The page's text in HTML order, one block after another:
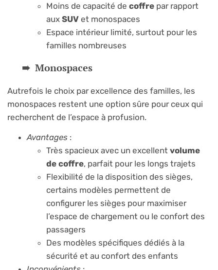
Moins de capacité de coffre par rapport
aux SUV et monospaces
Espace intérieur limité, surtout pour les
familles nombreuses
Monospaces
Autrefois le choix par excellence des familles, les
monospaces restent une option sûre pour ceux qui
recherchent de l’espace à profusion.
Avantages :
Très spacieux avec un excellent volume
de coffre, parfait pour les longs trajets
Flexibilité de la disposition des sièges,
certains modèles permettent de
configurer les sièges pour maximiser
l’espace de chargement ou le confort des
passagers
Des modèles spécifiques dédiés à la
sécurité et au confort des enfants